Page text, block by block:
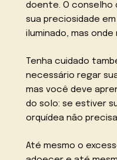
doente. O
sua preciosidade
iluminado, mas
Tenha cuidado
necessário regar
mas você deve
do solo: se estiver
orquídea não
Até mesmo o